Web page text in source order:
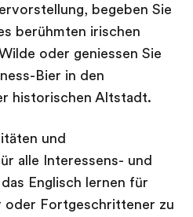
begeben Sie
berühmten irischen
oder geniessen Sie
Bier in den
historischen Altstadt.
und
alle Interessens- und
Englisch lernen für
oder Fortgeschrittener zu